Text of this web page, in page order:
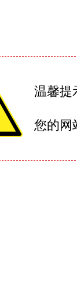
温馨提
您的网